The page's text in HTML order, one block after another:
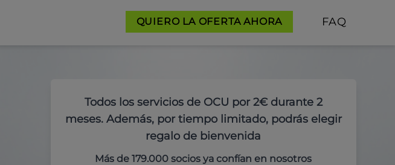
QUIERO LA OFERTA AHORA FAQ
Todos los servicios de OCU por 2€ durante 2
meses. Además, por tiempo limitado, podrás elegir
regalo de bienvenida
Más de 179.000 socios ya confían en nosotros